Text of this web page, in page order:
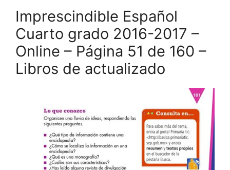
Imprescindible Español
Cuarto grado 2016-2017 –
Online – Página 51 de 160 –
Libros de actualizado